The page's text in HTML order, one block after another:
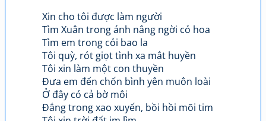
Xin cho tôi được làm người
Tìm Xuân trong ánh nắng ngời cỏ hoa
Tìm em trong cỏi bao la
Tôi quỳ, rót giọt tình xa mắt huyền
Tôi xin làm một con thuyền
Đưa em đến chốn bình yên muôn loài
Ở đây có cả bờ môi
Đắng trong xao xuyến, bồi hồi mõi tim